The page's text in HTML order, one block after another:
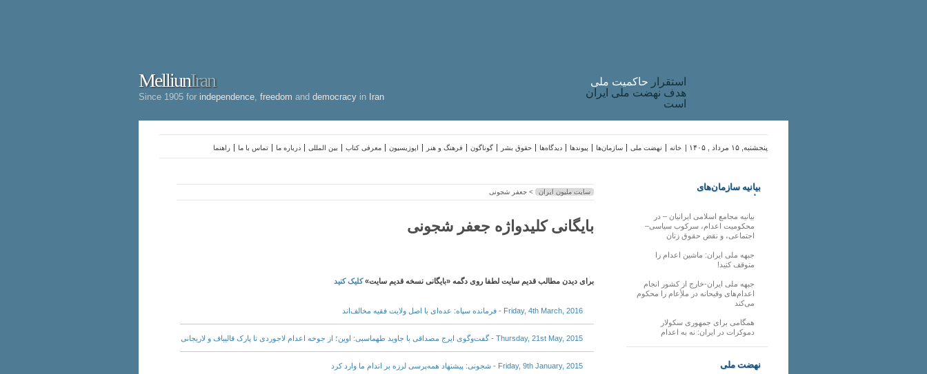
MelliunIran
Since 1905 for independence freedom and democracy in Iran
استقرار حاکميت ملی
هدف نهضت ملی ایران
است
راهنما تماس با ما درباره ما بین المللی معرفی کتاب اپوزیسیون فرهنگ و هنر گوناگون حقوق بشر دیدگاه‌ها پیوندها سازمان‌ها نهضت ملی خانه پنجشنبه, ۱۵ مرداد , ۱۴۰۵ |
سایت ملیون ایران > جعفر شجونی
بایگانی کلیدواژه جعفر شجونی
برای دیدن مطالب قدیم سایت لطفا روی دگمه «بایگانی نسخه قدیم سایت»کلیک کنید
Friday, 4th March, 2016 - فرمانده سپاه: عده‌ای با اصل ولایت فقیه مخالف‌اند
Thursday, 21st May, 2015 - گفت‌وگوی ایرج مصداقی با جاوید طهماسبی: اوین؛ از جوخه‌‌ اعدام لاجوردی تا پارک قالیباف و لاریجانی
Friday, 9th January, 2015 - شجونی: پیشنهاد همه‌پرسی لرزه بر اندام ما وارد کرد
بیانیه سازمان‌های
ملی
بیانیه مجامع اسلامی ایرانیان – در
محکومیت اعدام، سرکوب سیاسی–
اجتماعی، و نقض حقوق زنان
جبهه ملی ایران: ماشین اعدام را
متوقف کنید!
جبهه ملی ایران-خارج از کشور انجام
اعدام‌های وقیحانه در ملأِعام را محکوم
می‌کند
همگامی برای جمهوری سکولار
دموکرات در ایران: نه به اعدام
نهضت ملی